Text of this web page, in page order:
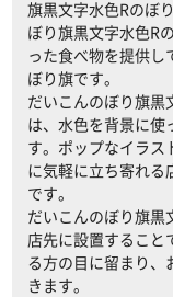
旗黒文字水色Rのぼ
ぼり旗黒文字水色R
った食べ物を提供
ぼり旗です。
だいこんのぼり旗黒
は、水色を背景に使
す。ポップなイラス
に気軽に立ち寄れる
です。
だいこんのぼり旗黒
店先に設置すること
る方の目に留まり、
きます。